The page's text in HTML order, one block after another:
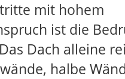
mit hohem
ist die
Dach alleine
halbe